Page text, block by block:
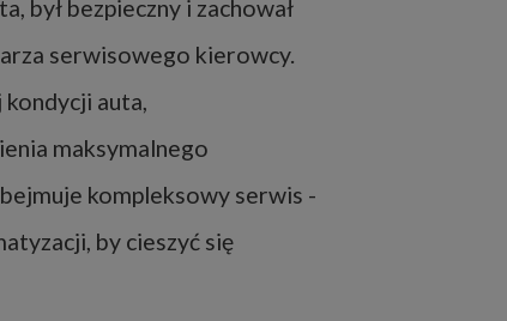
był bezpieczny i zachował
serwisowego kierowcy.
auta,
maksymalnego
kompleksowy serwis -
by cieszyć się